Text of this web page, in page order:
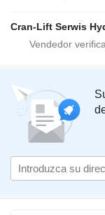
Cran-Lift Serwis